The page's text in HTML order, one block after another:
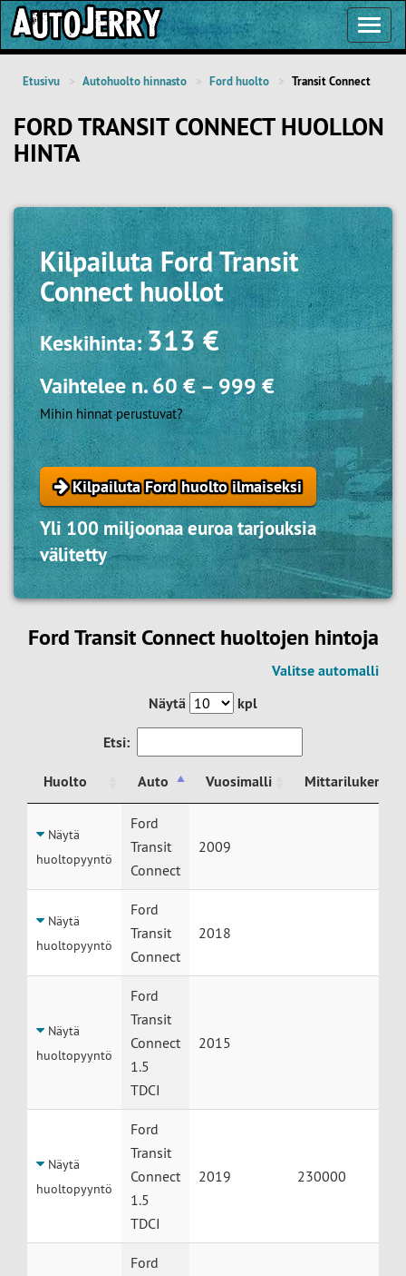
Etusivu Autohuolto hinnasto Ford huolto Transit Connect
FORD TRANSIT CONNECT HUOLLON
HINTA
KilpailutaFord Transit
Connect huollot
Keskihinta:313 €
Vaihtelee n.60 €–999 €
Mihin hinnat perustuvat?
Kilpailuta Ford huolto ilmaiseksi
Yli 100 miljoonaa euroa tarjouksia
välitetty
Ford Transit Connect huoltojen hintoja
Valitse automalli
Näytä
kpl
Etsi:
Huolto Auto Vuosimalli
Mittarilukema
Auto
Näytä
huoltopyyntö
Ford
Transit
Connect
2009
Näytä
huoltopyyntö
Ford
Transit
Connect
2018
Näytä
huoltopyyntö
Ford
Transit
Connect
1.5
TDCI
2015
Näytä
huoltopyyntö
Ford
Transit
Connect
1.5
TDCI
2019 230000
Ford